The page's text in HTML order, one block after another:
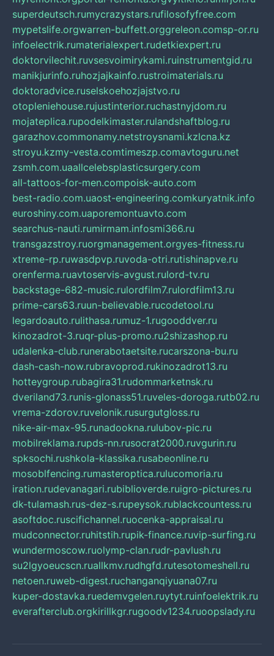
superdeutsch.rumycrazystars.rufilosofyfree.com
mypetslife.orgwarren-buffett.orggreleon.comsp-or.ru
infoelectrik.rumaterialexpert.rudetkiexpert.ru
doktorvilechit.ruvsesvoimirykami.ruinstrumentgid.ru
manikjurinfo.ruhozjajkainfo.rustroimaterials.ru
doktoradvice.ruselskoehozjajstvo.ru
otopleniehouse.rujustinterior.ruchastnyjdom.ru
mojateplica.rupodelkimaster.rulandshaftblog.ru
garazhov.commonamy.netstroysnami.kzlcna.kz
stroyu.kzmy-vesta.comtimeszp.comavtoguru.net
zsmh.com.uaallcelebsplasticsurgery.com
all-tattoos-for-men.compoisk-auto.com
best-radio.com.uaost-engineering.comkuryatnik.info
euroshiny.com.uaporemontuavto.com
searchus-nauti.rumirmam.infosmi366.ru
transgazstroy.ruorgmanagement.orgyes-fitness.ru
xtreme-rp.ruwasdpvp.ruvoda-otri.rutishinapve.ru
orenferma.ruavtoservis-avgust.rulord-tv.ru
backstage-682-music.rulordfilm7.rulordfilm13.ru
prime-cars63.ruun-believable.rucodetool.ru
legardoauto.rulithasa.rumuz-1.rugooddver.ru
kinozadrot-3.ruqr-plus-promo.ru2shizashop.ru
udalenka-club.runerabotaetsite.rucarszona-bu.ru
dash-cash-now.rubravoprod.rukinozadrot13.ru
hotteygroup.rubagira31.rudommarketnsk.ru
dveriland73.runis-glonass51.ruveles-doroga.rutb02.ru
vrema-zdorov.ruvelonik.rusurgutgloss.ru
nike-air-max-95.runadookna.rulubov-pic.ru
mobilreklama.rupds-nn.rusocrat2000.ruvgurin.ru
spksochi.rushkola-klassika.rusabeonline.ru
mosoblfencing.rumasteroptica.rulucomoria.ru
iration.rudevanagari.rubiblioverde.ruigro-pictures.ru
dk-tulamash.rus-dez-s.rupeysok.rublackcountess.ru
asoftdoc.ruscifichannel.ruocenka-appraisal.ru
mudconnector.ruhitstih.rupik-finance.ruvip-surfing.ru
wundermoscow.ruolymp-clan.rudr-pavlush.ru
su2lgyoeucscn.ruallkmv.rudhgfd.rutesotomeshell.ru
netoen.ruweb-digest.ruchanganqiyuana07.ru
kuper-dostavka.ruedemvgelen.ruytyt.ruinfoelektrik.ru
everafterclub.orgkirillkgr.rugoodv1234.ruoopslady.ru